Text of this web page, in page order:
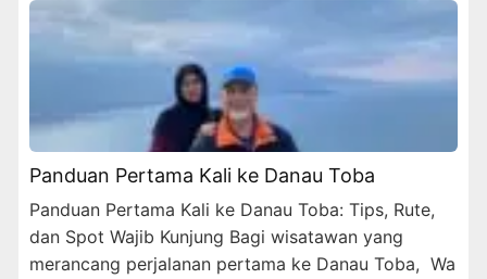
Panduan Pertama Kali ke Danau Toba
Panduan Pertama Kali ke Danau Toba: Tips, Rute,
dan Spot Wajib Kunjung Bagi wisatawan yang
merancang perjalanan pertama ke Danau Toba, Wa